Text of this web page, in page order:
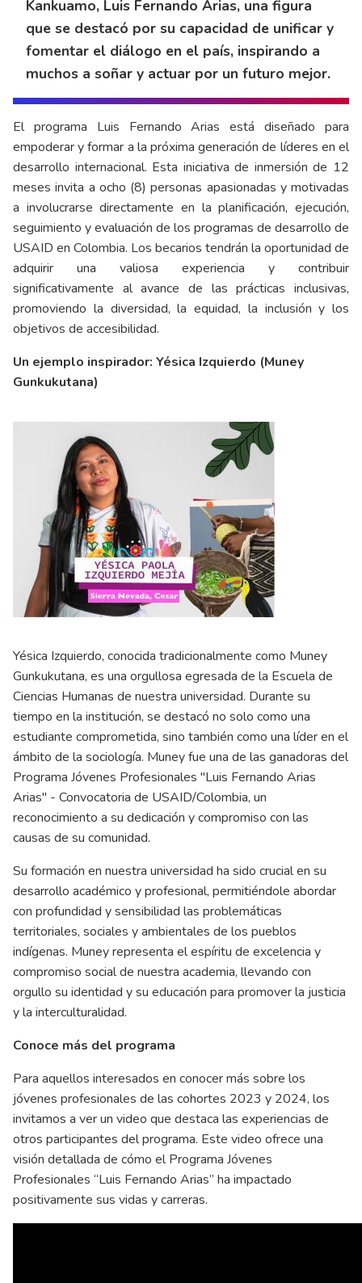
Kankuamo, Luis Fernando Arias, una figura
que se destacó por su capacidad de unificar y
fomentar el diálogo en el país, inspirando a
muchos a soñar y actuar por un futuro mejor.
El programa Luis Fernando Arias está diseñado para
empoderar y formar a la próxima generación de líderes en el
desarrollo internacional. Esta iniciativa de inmersión de 12
meses invita a ocho (8) personas apasionadas y motivadas
a involucrarse directamente en la planificación, ejecución,
seguimiento y evaluación de los programas de desarrollo de
USAID en Colombia. Los becarios tendrán la oportunidad de
adquirir una valiosa experiencia y contribuir
significativamente al avance de las prácticas inclusivas,
promoviendo la diversidad, la equidad, la inclusión y los
objetivos de accesibilidad.
Un ejemplo inspirador: Yésica Izquierdo (Muney
Gunkukutana)
Yésica Izquierdo, conocida tradicionalmente como Muney
Gunkukutana, es una orgullosa egresada de la Escuela de
Ciencias Humanas de nuestra universidad. Durante su
tiempo en la institución, se destacó no solo como una
estudiante comprometida, sino también como una líder en el
ámbito de la sociología. Muney fue una de las ganadoras del
Programa Jóvenes Profesionales "Luis Fernando Arias
Arias" - Convocatoria de USAID/Colombia, un
reconocimiento a su dedicación y compromiso con las
causas de su comunidad.
Su formación en nuestra universidad ha sido crucial en su
desarrollo académico y profesional, permitiéndole abordar
con profundidad y sensibilidad las problemáticas
territoriales, sociales y ambientales de los pueblos
indígenas. Muney representa el espíritu de excelencia y
compromiso social de nuestra academia, llevando con
orgullo su identidad y su educación para promover la justicia
y la interculturalidad.
Conoce más del programa
Para aquellos interesados en conocer más sobre los
jóvenes profesionales de las cohortes 2023 y 2024, los
invitamos a ver un video que destaca las experiencias de
otros participantes del programa. Este video ofrece una
visión detallada de cómo el Programa Jóvenes
Profesionales “Luis Fernando Arias” ha impactado
positivamente sus vidas y carreras.